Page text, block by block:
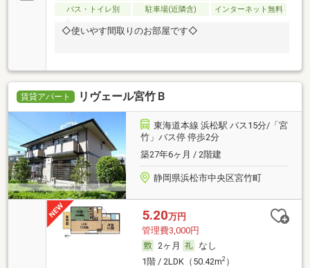
バス・トイレ別 駐車場(近隣含) インターネット無料
◇使いやす間取りのお部屋です◇
賃貸アパート リヴェール宮竹Ｂ
東海道本線 浜松駅 バス15分/「宮
竹」バス停 停歩2分
築27年6ヶ月 / 2階建
静岡県浜松市中央区宮竹町
5.20万円
管理費3,000円
2ヶ月
なし
1階 / 2LDK（50.42m2）